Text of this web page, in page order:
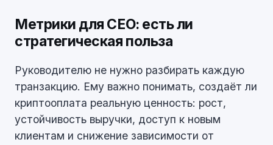
Метрики для CEO: есть ли
стратегическая польза
Руководителю не нужно разбирать каждую
транзакцию. Ему важно понимать, создаёт ли
криптооплата реальную ценность: рост,
устойчивость выручки, доступ к новым
клиентам и снижение зависимости от